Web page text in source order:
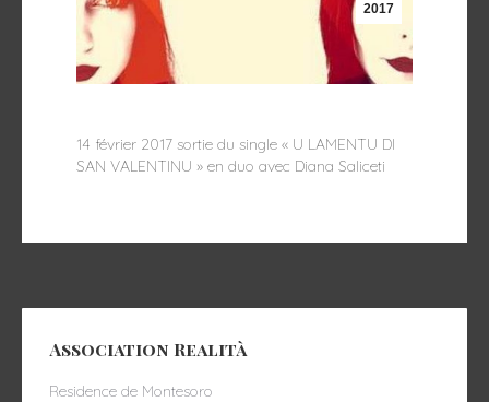
2017
14 février 2017 sortie du single « U LAMENTU DI
SAN VALENTINU » en duo avec Diana Saliceti
Association Realità
Residence de Montesoro